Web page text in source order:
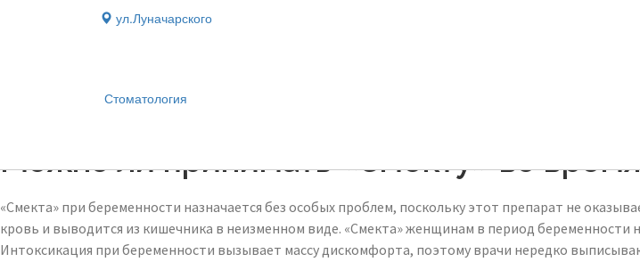
ул.Луначарского
Стоматология
Можно ли принимать «Смекту» во
«Смекта» при беременности назначается без особых проблем, поскольку этот препарат не
кровь и выводится из кишечника в неизменном виде. «Смекта» женщинам в период
Интоксикация при беременности вызывает массу дискомфорта, поэтому врачи нередко